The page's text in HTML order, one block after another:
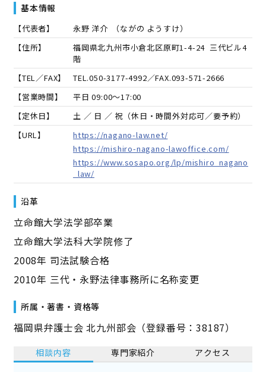
基本情報
【代表者】 永野 洋介 （ながの ようすけ）
【住所】
福岡県北九州市小倉北区原町1-4-24 三代ビル4
階
【TEL／FAX】
TEL.050-3177-4992／FAX.093-571-2666
【営業時間】
平日 09:00～17:00
【定休日】
土 ／ 日 ／ 祝（休日・時間外対応可／要予約）
【URL】
https://nagano-law.net/
https://mishiro-nagano-lawoffice.com/
https://www.sosapo.org/lp/mishiro_nagano
_law/
沿革
立命館大学法学部卒業
立命館大学法科大学院修了
2008年 司法試験合格
2010年 三代・永野法律事務所に名称変更
所属・著書・資格等
福岡県弁護士会 北九州部会（登録番号：38187）
相談内容 専門家紹介 アクセス